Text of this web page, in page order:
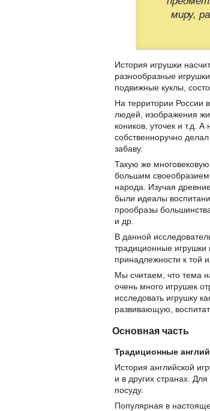
миру,
История игрушки
разнообразные
подвижные куклы,
На территории России
людей, изображения
коников, уточек и т.д.
собственноручно
забаву.
Такую же
большим
народа. Изучая
были идеалы
прообразы
и др.
В данной
традиционные игрушки
принадлежности к той
Мы считаем, что тема
очень много игрушек
исследовать игрушку
развивающую,
Основная часть
Традиционные
История английской
и в других странах.
посуду.
Популярная в